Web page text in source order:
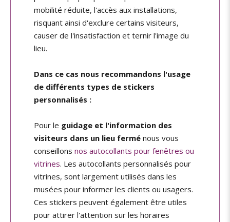
mobilité réduite, l'accès aux installations,
risquant ainsi d'exclure certains visiteurs,
causer de l'insatisfaction et ternir l'image du
lieu.
Dans ce cas nous recommandons l'usage
de différents types de stickers
personnalisés :
Pour le guidage et l'information des
visiteurs dans un lieu fermé nous vous
conseillons nos autocollants pour fenêtres ou
vitrines. Les autocollants personnalisés pour
vitrines, sont largement utilisés dans les
musées pour informer les clients ou usagers.
Ces stickers peuvent également être utiles
pour attirer l'attention sur les horaires